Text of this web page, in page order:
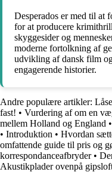
Desperados er med til at
for at producere
skyggesider og
moderne fortolkning af
udvikling af dansk film
engagerende historier.
Andre populære artikler:
fast! • Vurdering af om en
mellem Holland og England •
• Introduktion • Hvordan
omfattende guide til pris og
korrespondanceafbryder•
Akustikplader ovenpå